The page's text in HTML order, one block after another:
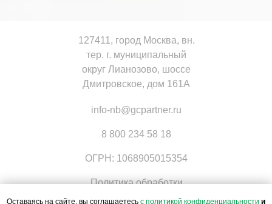
127411, город Москва, вн.
тер. г. муниципальный
округ Лианозово, шоссе
Дмитровское, дом 161А
8 800 234 58 18
info-nb@gcpartner.ru
ОГРН: 1068905015354
Политика обработки
персональных данных
Оставаясь на сайте, вы соглашаетесь с политикой конфиденциальности и